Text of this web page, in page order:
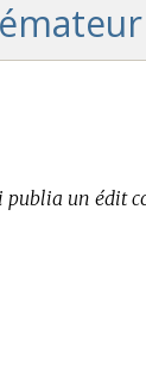
publia un édit